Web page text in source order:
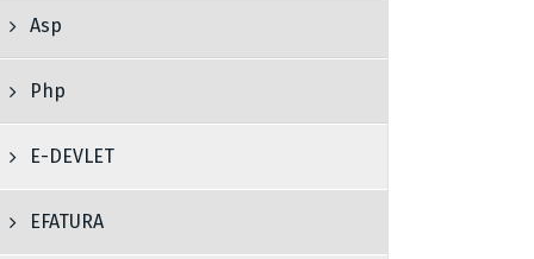
Asp
Php
E-DEVLET
EFATURA